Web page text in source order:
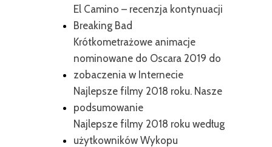
El Camino – recenzja kontynuacji
Breaking Bad
Krótkometrażowe animacje
nominowane do Oscara 2019 do
zobaczenia w Internecie
Najlepsze filmy 2018 roku. Nasze
podsumowanie
Najlepsze filmy 2018 roku według
użytkowników Wykopu